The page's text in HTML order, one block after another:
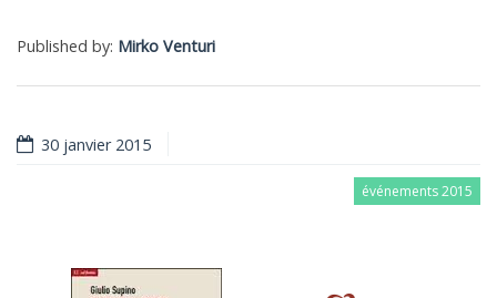
Published by: Mirko Venturi
30 janvier 2015
événements 2015